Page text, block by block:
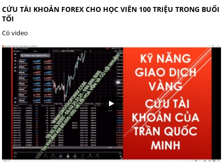
CỨU TÀI KHOẢN FOREX CHO HỌC VIÊN 100 TRIỆU TRONG BUỔI
TỐI
Có video